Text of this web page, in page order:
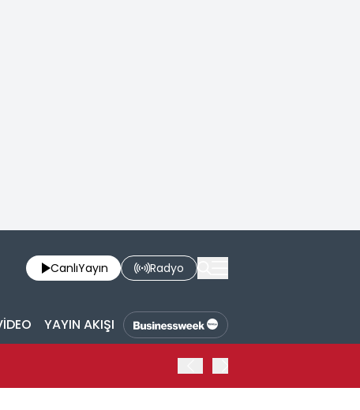
CanlıYayın Radyo
YAYIN AKIŞI